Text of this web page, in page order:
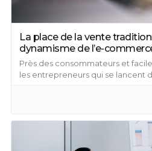
La place de la vente
dynamisme de l’e-
Près des consommateurs et
les entrepreneurs qui se lancent